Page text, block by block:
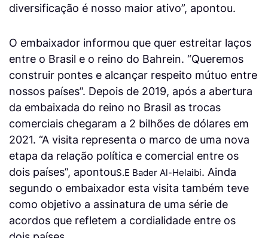
diversificação é nosso maior ativo”, apontou.
O embaixador informou que quer estreitar laços
entre o Brasil e o reino do Bahrein. “Queremos
construir pontes e alcançar respeito mútuo entre
nossos países”. Depois de 2019, após a abertura
da embaixada do reino no Brasil as trocas
comerciais chegaram a 2 bilhões de dólares em
2021. “A visita representa o marco de uma nova
etapa da relação política e comercial entre os
dois países”, apontouS.E Bader Al-Helaibi. Ainda
segundo o embaixador esta visita também teve
como objetivo a assinatura de uma série de
acordos que refletem a cordialidade entre os